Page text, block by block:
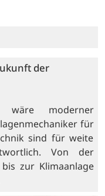
der
moderner
für
sind für weite
Von der
zur Klimaanlage